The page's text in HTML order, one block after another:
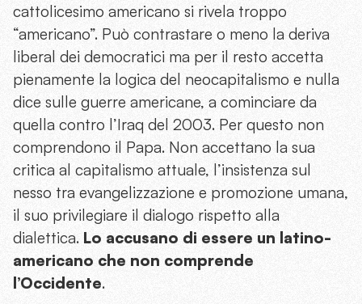
cattolicesimo americano si rivela troppo
“americano”. Può contrastare o meno la deriva
liberal dei democratici ma per il resto accetta
pienamente la logica del neocapitalismo e nulla
dice sulle guerre americane, a cominciare da
quella contro l’Iraq del 2003. Per questo non
comprendono il Papa. Non accettano la sua
critica al capitalismo attuale, l’insistenza sul
nesso tra evangelizzazione e promozione umana,
il suo privilegiare il dialogo rispetto alla
dialettica. Lo accusano di essere un latino-
americano che non comprende
l’Occidente.